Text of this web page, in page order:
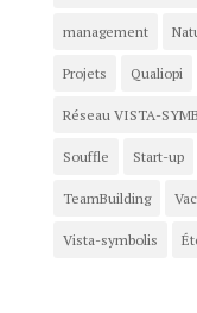
management
Projets Qualiopi
Réseau VISTA-
Souffle Start-up
TeamBuilding
Vista-symbolis